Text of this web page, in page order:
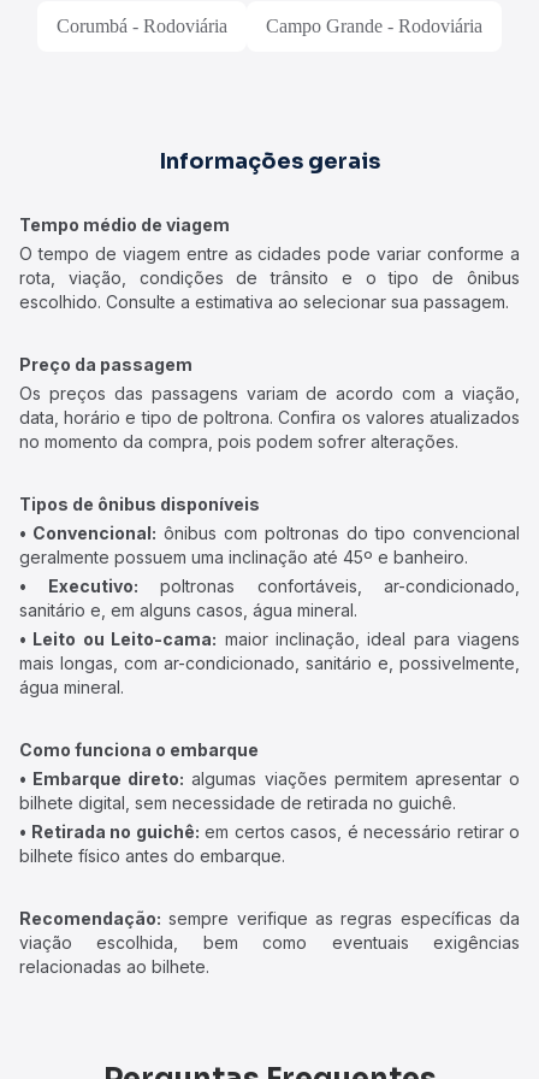
Corumbá - Rodoviária Campo Grande - Rodoviária
Informações gerais
Tempo médio de viagem
O tempo de viagem entre as cidades pode variar conforme a
rota, viação, condições de trânsito e o tipo de ônibus
escolhido. Consulte a estimativa ao selecionar sua passagem.
Preço da passagem
Os preços das passagens variam de acordo com a viação,
data, horário e tipo de poltrona. Confira os valores atualizados
no momento da compra, pois podem sofrer alterações.
Tipos de ônibus disponíveis
• Convencional: ônibus com poltronas do tipo convencional
geralmente possuem uma inclinação até 45º e banheiro.
• Executivo: poltronas confortáveis, ar-condicionado,
sanitário e, em alguns casos, água mineral.
• Leito ou Leito-cama: maior inclinação, ideal para viagens
mais longas, com ar-condicionado, sanitário e, possivelmente,
água mineral.
Como funciona o embarque
• Embarque direto: algumas viações permitem apresentar o
bilhete digital, sem necessidade de retirada no guichê.
• Retirada no guichê: em certos casos, é necessário retirar o
bilhete físico antes do embarque.
Recomendação: sempre verifique as regras específicas da
viação escolhida, bem como eventuais exigências
relacionadas ao bilhete.